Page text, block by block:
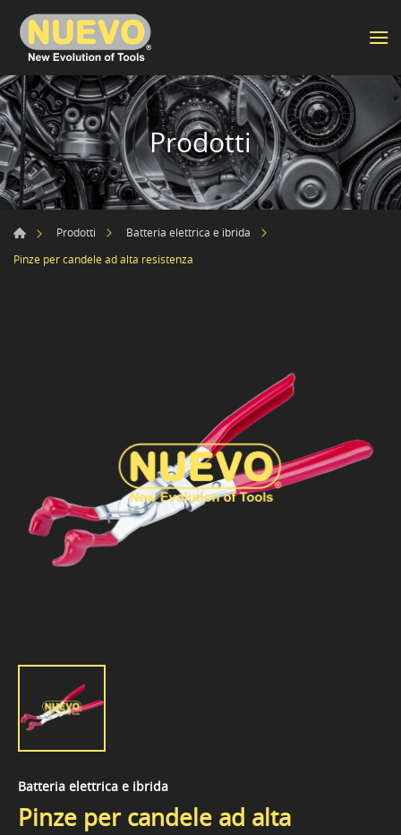
Prodotti
Prodotti
Batteria elettrica e ibrida
Pinze per candele ad alta resistenza
Batteria elettrica e ibrida
Pinze per candele ad alta